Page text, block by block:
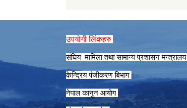
उपयाेगी लिंकहरु
संघिय मामिला तथा सामान्य प्रशासन मन्त्रालय
केन्द्रिय पंजीकरण बिभाग
नेपाल कानुन आयाेग